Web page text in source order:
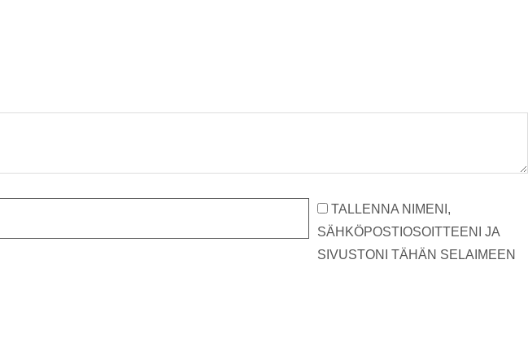
TALLENNA NIMENI,
SÄHKÖPOSTIOSOITTEENI JA
SIVUSTONI TÄHÄN SELAIMEEN